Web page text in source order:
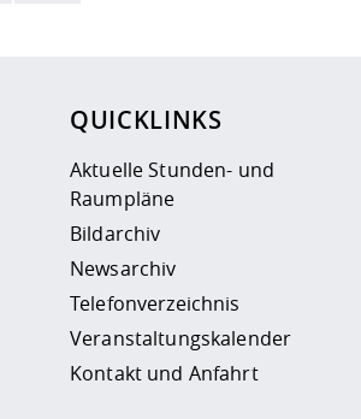
QUICKLINKS
Aktuelle Stunden- und
Raumpläne
Bildarchiv
Newsarchiv
Telefonverzeichnis
Veranstaltungskalender
Kontakt und Anfahrt